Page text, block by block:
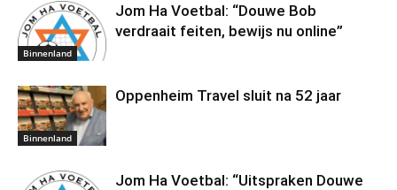
Binnenland
Jom Ha Voetbal: “Douwe Bob
verdraait feiten, bewijs nu online”
Binnenland
Oppenheim Travel sluit na 52 jaar
Jom Ha Voetbal: “Uitspraken Douwe